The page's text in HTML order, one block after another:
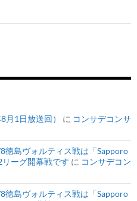
1日放送回） に コンサデコンサ
徳島ヴォルティス戦は「Sapporo
ーグ開幕戦です に コンサデコン
徳島ヴォルティス戦は「Sapporo